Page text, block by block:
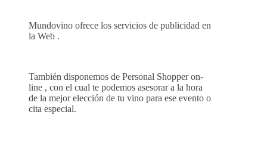
Mundovino ofrece los servicios de publicidad en
la Web .
También disponemos de Personal Shopper on-
line , con el cual te podemos asesorar a la hora
de la mejor elección de tu vino para ese evento o
cita especial.